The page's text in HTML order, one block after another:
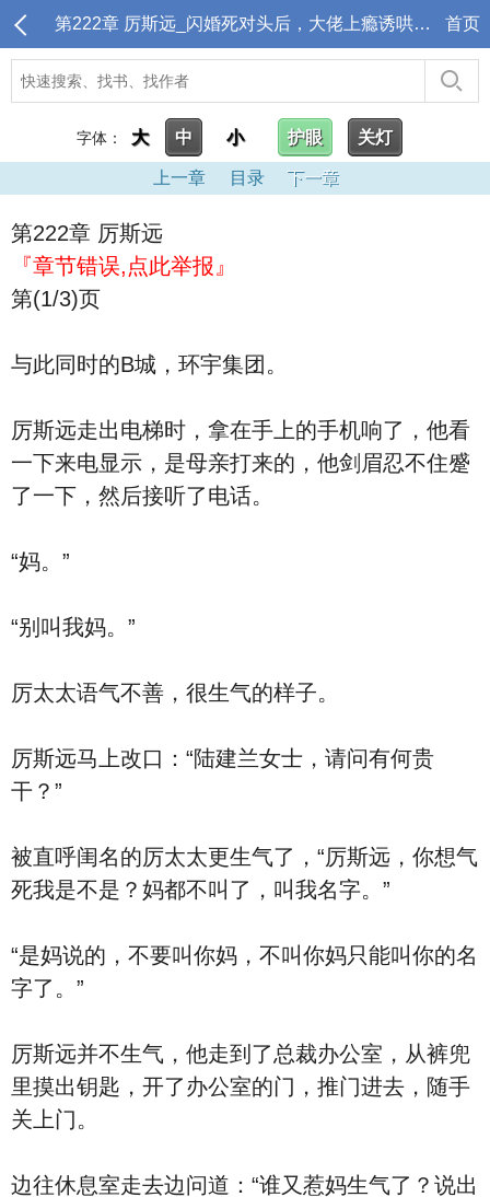
第222章 厉斯远_闪婚死对头后，大佬上瘾诱哄生崽 首页
字体： 大 中 小 护眼 关灯
上一章 目录 下一章
第222章 厉斯远
『章节错误,点此举报』
第(1/3)页
与此同时的B城，环宇集团。
厉斯远走出电梯时，拿在手上的手机响了，他看
一下来电显示，是母亲打来的，他剑眉忍不住蹙
了一下，然后接听了电话。
“妈。”
“别叫我妈。”
厉太太语气不善，很生气的样子。
厉斯远马上改口：“陆建兰女士，请问有何贵
干？”
被直呼闺名的厉太太更生气了，“厉斯远，你想气
死我是不是？妈都不叫了，叫我名字。”
“是妈说的，不要叫你妈，不叫你妈只能叫你的名
字了。”
厉斯远并不生气，他走到了总裁办公室，从裤兜
里摸出钥匙，开了办公室的门，推门进去，随手
关上门。
边往休息室走去边问道：“谁又惹妈生气了？说出